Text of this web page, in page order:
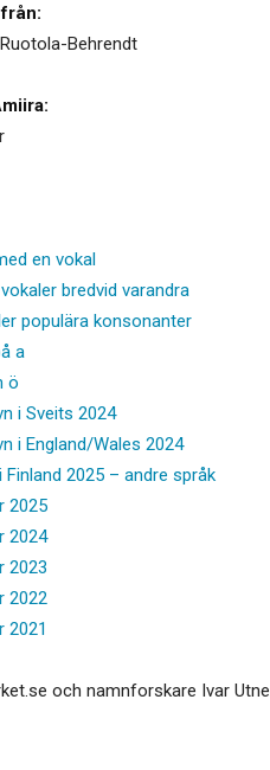
Behrendt
en vokal
bredvid varandra
populära konsonanter
a
ö
i Sveits 2024
i England/Wales 2024
Finland 2025 – andre språk
2025
2024
2023
2022
2021
och namnforskare Ivar Utne.